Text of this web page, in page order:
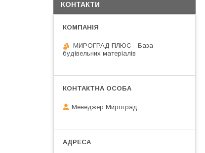
КОНТАКТИ
МИРОГРАД ПЛЮС - База
будівельних матеріалів
Менеджер Мироград